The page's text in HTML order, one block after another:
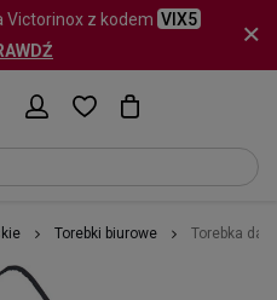
Victorinox z kodem VIX5
Torebki biurowe Torebka